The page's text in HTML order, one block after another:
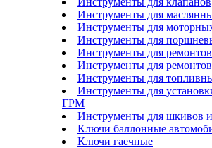
Инструменты для
Инструменты для
Инструменты для
Инструменты для
Инструменты для
Инструменты для
Инструменты для
ГРМ
Инструменты для шкивов
Ключи баллонные
Ключи гаечные